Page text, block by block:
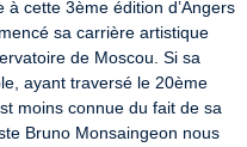
à cette 3ème édition d’Angers
sa carrière artistique
de Moscou. Si sa
ayant traversé le 20ème
moins connue du fait de sa
Bruno Monsaingeon nous